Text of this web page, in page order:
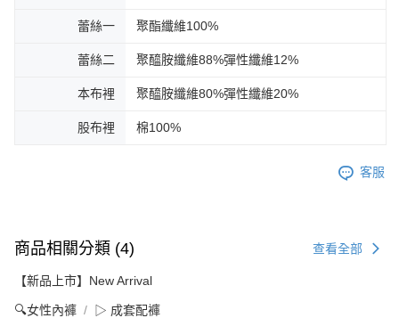
蕾絲一 聚酯纖維100%
蕾絲二 聚醯胺纖維88%彈性纖維12%
本布裡 聚醯胺纖維80%彈性纖維20%
股布裡 棉100%
客服
商品相關分類 (4) 查看全部
【新品上市】New Arrival
🔍女性內褲 ▷ 成套配褲